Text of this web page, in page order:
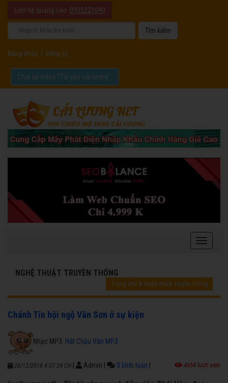
Liên hệ quảng cáo: 0932221090
Đăng nhập Đăng ký
Chia sẻ video "Tôi yêu cải lương".
NGHỆ THUẬT TRUYỀN THỐNG
Trang chủ Nghệ thuật truyền thống
Chánh Tín hội ngộ Vân Sơn ở sự kiện
Nhạc MP3: Hát Chầu Văn MP3
28/12/2018 4:07:24 CH Admin 0 bình luận 4654 lượt xem